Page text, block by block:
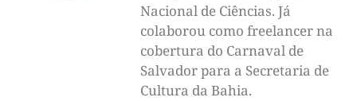
Nacional de Ciências. Já
colaborou como freelancer na
cobertura do Carnaval de
Salvador para a Secretaria de
Cultura da Bahia.